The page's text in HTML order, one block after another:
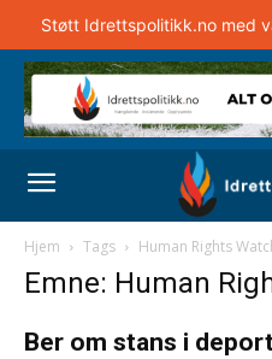
Støtt Idrettspolitikk.no med
Hjem Tags Human Rights
Emne: Human
Ber om stans i